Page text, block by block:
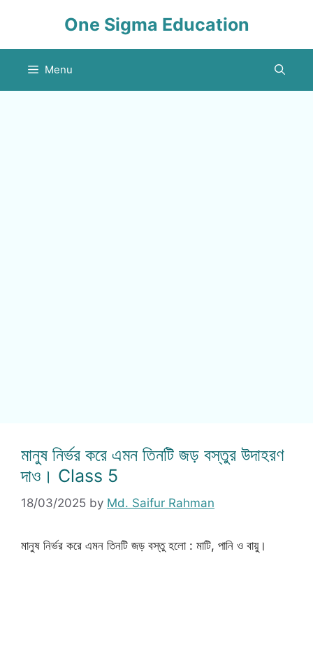
One Sigma Education
Menu
মানুষ নির্ভর করে এমন তিনটি জড় বস্তুর উদাহরণ
দাও। Class 5
18/03/2025 by Md. Saifur Rahman
মানুষ নির্ভর করে এমন তিনটি জড় বস্তু হলো : মাটি, পানি ও বায়ু।